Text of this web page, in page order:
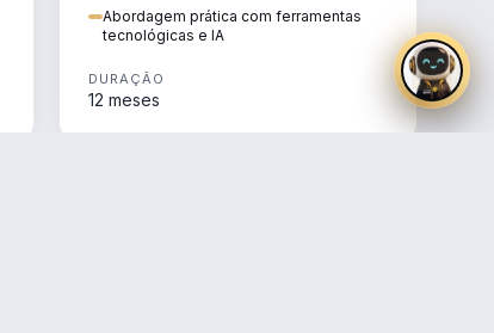
Abordagem prática com ferramentas
tecnológicas e IA
DURAÇÃO
12 meses